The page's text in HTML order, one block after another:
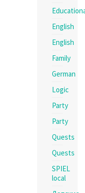
English
English
Family
German
Logic
Party
Party
Quests
Quests
SPIEL
local